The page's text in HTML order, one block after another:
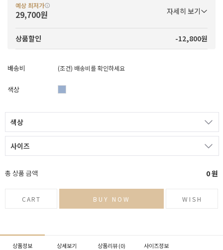
예상 최저가
29,700원 자세히 보기
상품할인 -12,800원
배송비 (조건) 배송비를 확인하세요
색상
색상
사이즈
총 상품 금액 0원
CART BUY NOW WISH
상품정보 상세보기 상품리뷰 (0) 사이즈정보